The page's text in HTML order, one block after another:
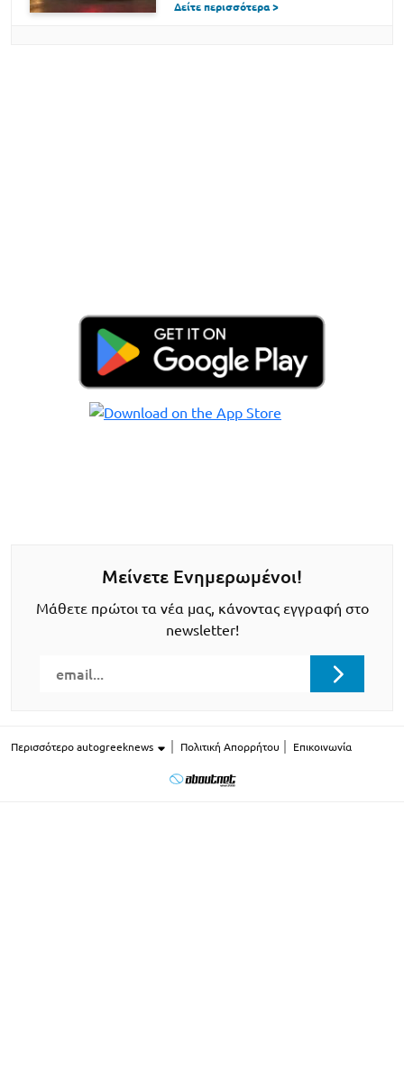
Δείτε περισσότερα >
Μείνετε Ενημερωμένοι!
Μάθετε πρώτοι τα νέα μας, κάνοντας εγγραφή στο
newsletter!
Περισσότερο autogreeknews Πολιτική Απορρήτου Επικοινωνία